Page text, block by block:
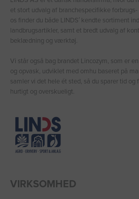
et stort udvalg af branchespecifikke
os finder du både LINDS′ kendte sortiment
landbrugsartikler, samt et bredt udvalg af
beklædning og værktøj.
Vi står også bag brandet Lincozym, som er
og opvask, udviklet med omhu baseret på
samler vi det hele ét sted, så du sparer tid og
hurtigt og overskueligt.
VIRKSOMHED